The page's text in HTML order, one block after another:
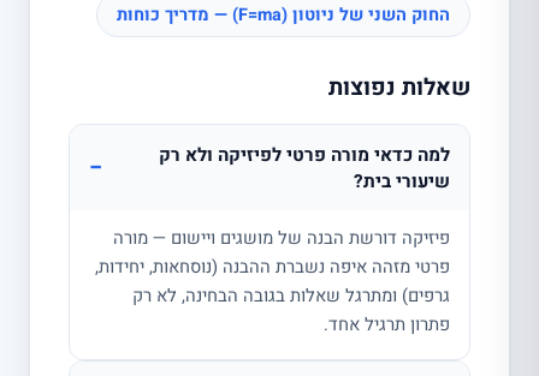
החוק השני של ניוטון (F=ma) — מדריך כוחות
שאלות נפוצות
למה כדאי מורה פרטי לפיזיקה ולא רק
שיעורי בית?
−
פיזיקה דורשת הבנה של מושגים ויישום — מורה
פרטי מזהה איפה נשברת ההבנה (נוסחאות, יחידות,
גרפים) ומתרגל שאלות בגובה הבחינה, לא רק
פתרון תרגיל אחד.